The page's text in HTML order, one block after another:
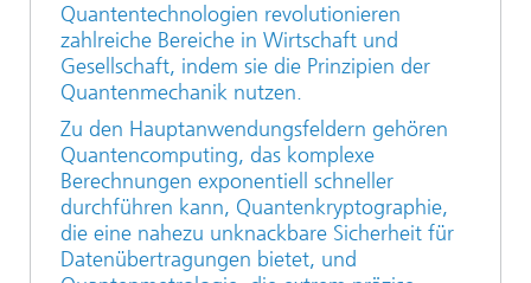
Quantentechnologien revolutionieren
zahlreiche Bereiche in Wirtschaft und
Gesellschaft, indem sie die Prinzipien der
Quantenmechanik nutzen.
Zu den Hauptanwendungsfeldern gehören
Quantencomputing, das komplexe
Berechnungen exponentiell schneller
durchführen kann, Quantenkryptographie,
die eine nahezu unknackbare Sicherheit für
Datenübertragungen bietet, und